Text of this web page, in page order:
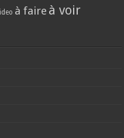
à faire à voir